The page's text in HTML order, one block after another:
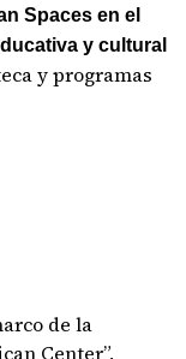
Spaces en el
y cultural
y programas
de la
Center”,